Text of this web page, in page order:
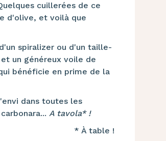
cuillerées de ce
d'olive, et voilà que
spiralizer ou d'un taille-
un généreux voile de
bénéficie en prime de la
dans toutes les
A tavola* !
* À table !